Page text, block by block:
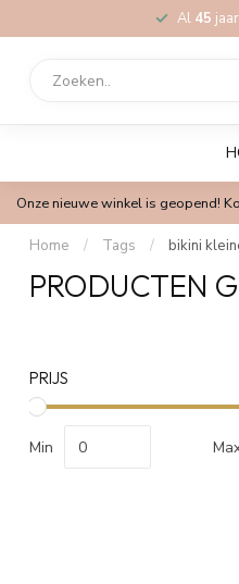
Al 45
Onze nieuwe winkel is geopend!
Home / Tags / bikini
PRODUCTEN
PRIJS
Min